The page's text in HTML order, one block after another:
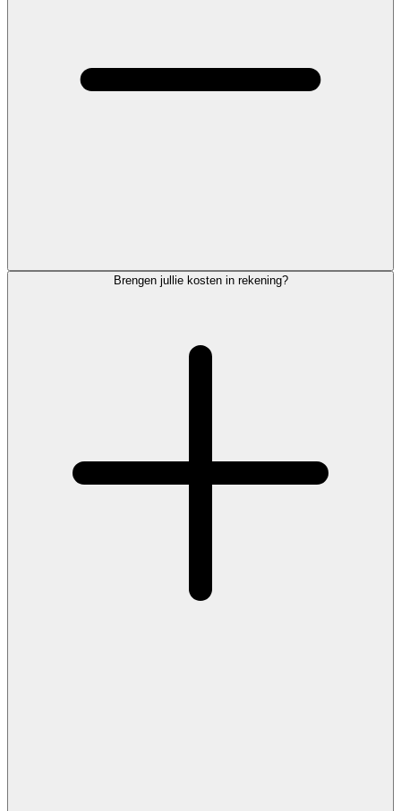
Brengen jullie kosten in rekening?